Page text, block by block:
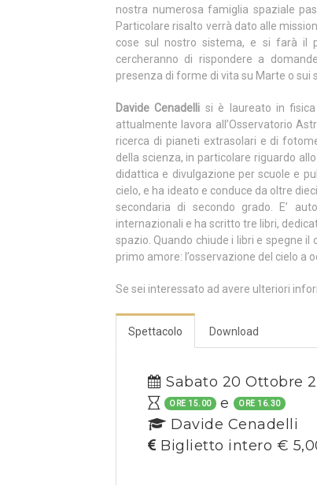
nostra numerosa famiglia spaziale
Particolare risalto verrà dato alle
cose sul nostro sistema, e si farà il
cercheranno di rispondere a
presenza di forme di vita su Marte o sui
Davide Cenadelli si è laureato in
attualmente lavora all’Osservatorio
ricerca di pianeti extrasolari e di
della scienza, in particolare riguardo
didattica e divulgazione per scuole e
cielo, e ha ideato e conduce da oltre
secondaria di secondo grado. E’
internazionali e ha scritto tre libri,
spazio. Quando chiude i libri e spegne
primo amore: l’osservazione del cielo a
Se sei interessato ad avere ulteriori
Spettacolo Download
Sabato 20 Ottobre
ORE 15.00 e ORE 16.30
Davide Cenadelli
Biglietto intero €